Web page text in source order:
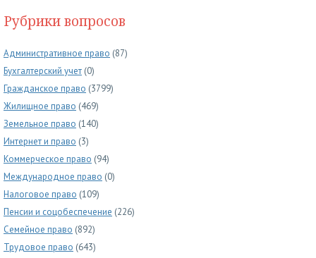
Рубрики вопросов
Административное право (87)
Бухгалтерский учет (0)
Гражданское право (3799)
Жилищное право (469)
Земельное право (140)
Интернет и право (3)
Коммерческое право (94)
Международное право (0)
Налоговое право (109)
Пенсии и соцобеспечение (226)
Семейное право (892)
Трудовое право (643)